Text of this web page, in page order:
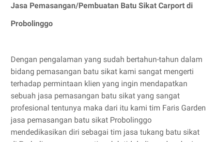
Jasa Pemasangan/Pembuatan Batu Sikat Carport di
Probolinggo
Dengan pengalaman yang sudah bertahun-tahun dalam
bidang pemasangan batu sikat kami sangat mengerti
terhadap permintaan klien yang ingin mendapatkan
sebuah jasa pemasangan batu sikat yang sangat
profesional tentunya maka dari itu kami tim Faris Garden
jasa pemasangan batu sikat Probolinggo
mendedikasikan diri sebagai tim jasa tukang batu sikat